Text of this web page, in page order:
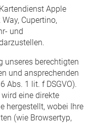
Apple
Cupertino,
und
unseres berechtigten
und ansprechenden
Abs. 1 lit. f DSGVO).
eine direkte
hergestellt, wobei Ihre
(wie Browsertyp,